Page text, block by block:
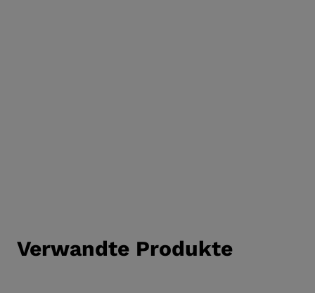
Verwandte Produkte